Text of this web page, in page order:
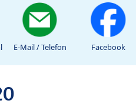
E-Mail / Telefon Facebook